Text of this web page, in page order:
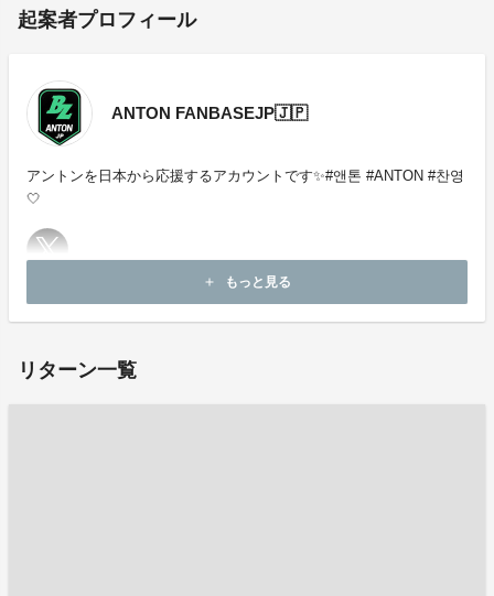
起案者プロフィール
ANTON FANBASEJP🇯🇵
アントンを日本から応援するアカウントです✨#앤톤 #ANTON #찬영
🤍
add もっと見る
リターン一覧